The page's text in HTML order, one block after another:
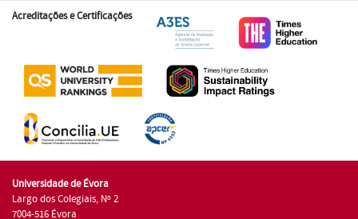
Acreditações e Certificações
Universidade de Évora
Largo dos Colegiais, Nº 2
7004-516 Évora